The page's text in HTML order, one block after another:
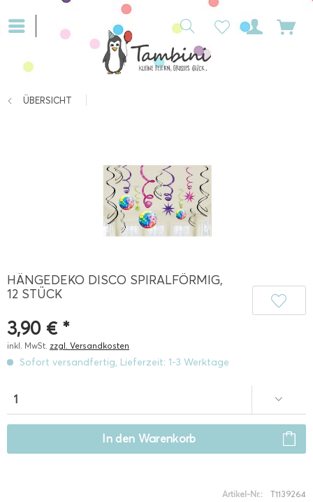
ÜBERSICHT
HÄNGEDEKO DISCO SPIRALFÖRMIG,
12 STÜCK
3,90 € *
inkl. MwSt. zzgl. Versandkosten
Sofort versandfertig, Lieferzeit: 1-3 Werktage
In den Warenkorb
Artikel-Nr.:
T1139264